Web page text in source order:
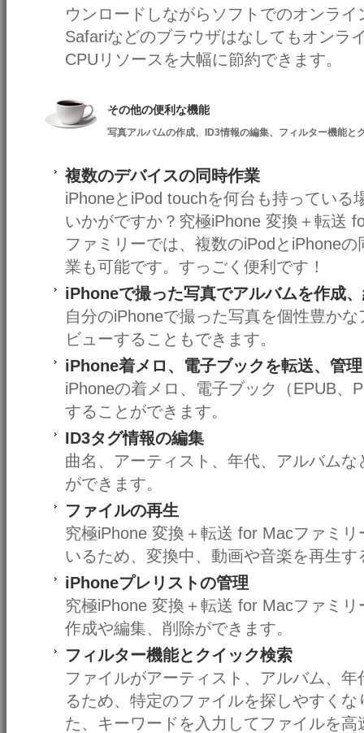
ウンロードしながらソフトでのオンラ
Safariなどのブラウザはなしてもオンラ
CPUリソースを大幅に節約できます。
その他の便利な機能
写真アルバムの作成、ID3情報の編集、フィルター機能と
複数のデバイスの同時作業
iPhoneとiPod touchを何台も持っている
いかがですか？究極iPhone 変換＋転送
ファミリーでは、複数のiPodとiPhoneの
業も可能です。すっごく便利です！
iPhoneで撮った写真でアルバムを作成
自分のiPhoneで撮った写真を個性豊か
ビューすることもできます。
iPhone着メロ、電子ブックを転送、管理
iPhoneの着メロ、電子ブック（EPUB、
することができます。
ID3タグ情報の編集
曲名、アーティスト、年代、アルバム
ができます。
ファイルの再生
究極iPhone 変換＋転送 for Macファミ
いるため、変換中、動画や音楽を再生
iPhoneプレリストの管理
究極iPhone 変換＋転送 for Macファミ
作成や編集、削除ができます。
フィルター機能とクイック検索
ファイルがアーティスト、アルバム、
るため、特定のファイルを探しやすく
た、キーワードを入力してファイルを